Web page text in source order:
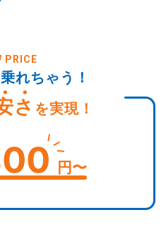
PRICE
れちゃう！
さ を実現！
円〜